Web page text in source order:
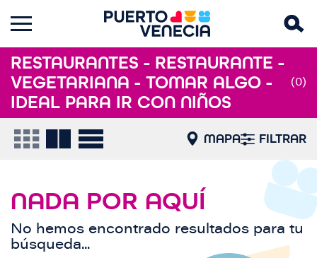
RESTAURANTES - RESTAURANTE -
VEGETARIANA - TOMAR ALGO -
IDEAL PARA IR CON NIÑOS
(0)
MAPA FILTRAR
NADA POR AQUÍ
No hemos encontrado resultados para tu
búsqueda...